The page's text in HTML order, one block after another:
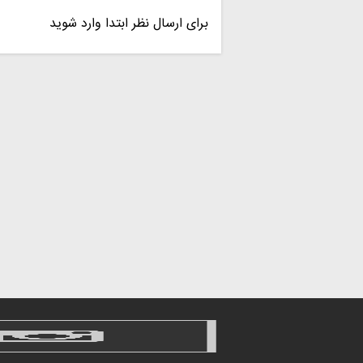
بمونی برای من وبابایی قلب من
تولدت مبارکمون باشه😘😍
برای ارسال نظر ابتدا وارد شوید